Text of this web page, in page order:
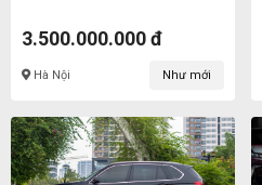
3.500.000.000 đ
Hà Nội Như mới